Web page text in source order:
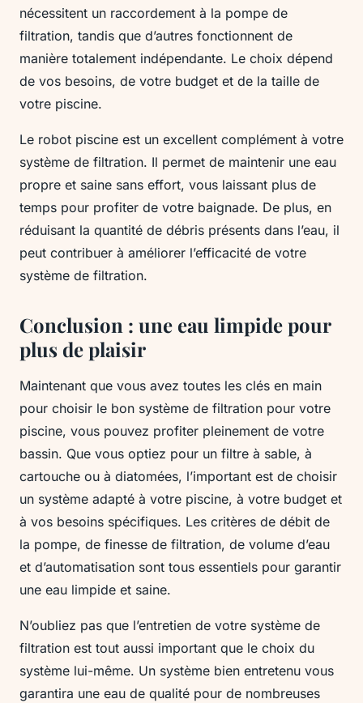
nécessitent un raccordement à la pompe de
filtration, tandis que d’autres fonctionnent de
manière totalement indépendante. Le choix dépend
de vos besoins, de votre budget et de la taille de
votre piscine.
Le robot piscine est un excellent complément à votre
système de filtration. Il permet de maintenir une eau
propre et saine sans effort, vous laissant plus de
temps pour profiter de votre baignade. De plus, en
réduisant la quantité de débris présents dans l’eau, il
peut contribuer à améliorer l’efficacité de votre
système de filtration.
Conclusion : une eau limpide pour
plus de plaisir
Maintenant que vous avez toutes les clés en main
pour choisir le bon système de filtration pour votre
piscine, vous pouvez profiter pleinement de votre
bassin. Que vous optiez pour un filtre à sable, à
cartouche ou à diatomées, l’important est de choisir
un système adapté à votre piscine, à votre budget et
à vos besoins spécifiques. Les critères de débit de
la pompe, de finesse de filtration, de volume d’eau
et d’automatisation sont tous essentiels pour garantir
une eau limpide et saine.
N’oubliez pas que l’entretien de votre système de
filtration est tout aussi important que le choix du
système lui-même. Un système bien entretenu vous
garantira une eau de qualité pour de nombreuses